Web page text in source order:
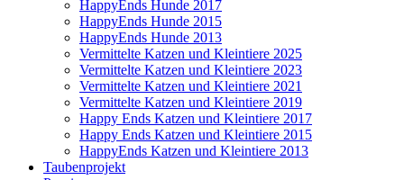
HappyEnds Hunde 2017
HappyEnds Hunde 2015
HappyEnds Hunde 2013
Vermittelte Katzen und Kleintiere 2025
Vermittelte Katzen und Kleintiere 2023
Vermittelte Katzen und Kleintiere 2021
Vermittelte Katzen und Kleintiere 2019
Happy Ends Katzen und Kleintiere 2017
Happy Ends Katzen und Kleintiere 2015
HappyEnds Katzen und Kleintiere 2013
Taubenprojekt